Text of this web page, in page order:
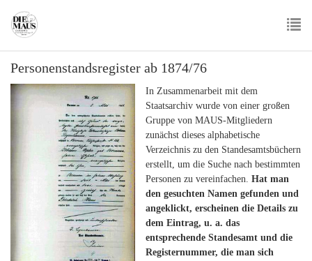
main
Personenstandsregister ab 1874/76
In Zusammenarbeit mit dem
Staatsarchiv wurde von einer großen
Gruppe von MAUS-Mitgliedern
zunächst dieses alphabetische
Verzeichnis zu den Standesamtsbüchern
erstellt, um die Suche nach bestimmten
Personen zu vereinfachen. Hat man
den gesuchten Namen gefunden und
angeklickt, erscheinen die Details zu
dem Eintrag, u. a. das
entsprechende Standesamt und die
Registernummer, die man sich